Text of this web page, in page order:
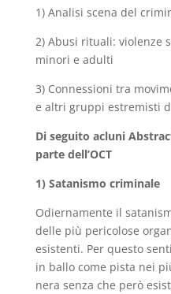
1) Analisi scena del
2) Abusi rituali: violenze
minori e adulti
3) Connessioni tra
e altri gruppi estremisti
Di seguito acluni
parte dell’OCT
1) Satanismo criminale
Odiernamente il
delle più pericolose
esistenti. Per questo
in ballo come pista nei
nera senza che però